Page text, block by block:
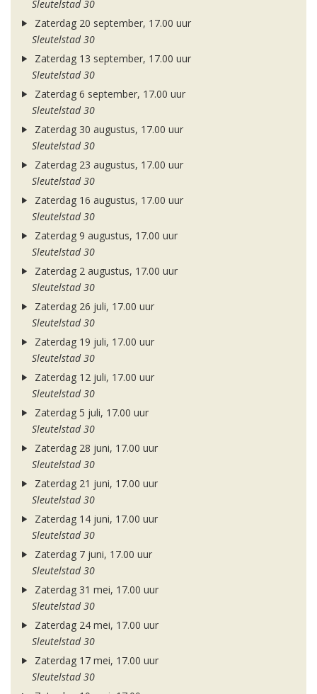
Sleutelstad 30
Zaterdag 20 september, 17.00 uur
Sleutelstad 30
Zaterdag 13 september, 17.00 uur
Sleutelstad 30
Zaterdag 6 september, 17.00 uur
Sleutelstad 30
Zaterdag 30 augustus, 17.00 uur
Sleutelstad 30
Zaterdag 23 augustus, 17.00 uur
Sleutelstad 30
Zaterdag 16 augustus, 17.00 uur
Sleutelstad 30
Zaterdag 9 augustus, 17.00 uur
Sleutelstad 30
Zaterdag 2 augustus, 17.00 uur
Sleutelstad 30
Zaterdag 26 juli, 17.00 uur
Sleutelstad 30
Zaterdag 19 juli, 17.00 uur
Sleutelstad 30
Zaterdag 12 juli, 17.00 uur
Sleutelstad 30
Zaterdag 5 juli, 17.00 uur
Sleutelstad 30
Zaterdag 28 juni, 17.00 uur
Sleutelstad 30
Zaterdag 21 juni, 17.00 uur
Sleutelstad 30
Zaterdag 14 juni, 17.00 uur
Sleutelstad 30
Zaterdag 7 juni, 17.00 uur
Sleutelstad 30
Zaterdag 31 mei, 17.00 uur
Sleutelstad 30
Zaterdag 24 mei, 17.00 uur
Sleutelstad 30
Zaterdag 17 mei, 17.00 uur
Sleutelstad 30